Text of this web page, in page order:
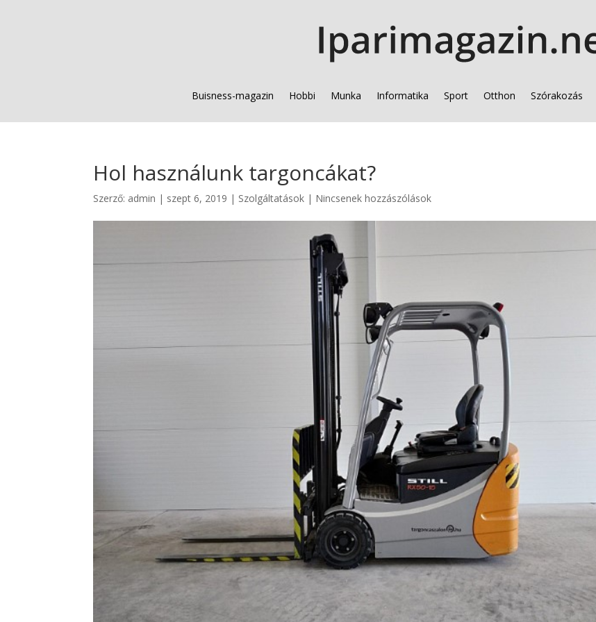
Buisness-magazin Hobbi Munka Informatika Sport Otthon Szórakozás
Hol használunk targoncákat?
Szerző: admin | szept 6, 2019 | Szolgáltatások | Nincsenek hozzászólások